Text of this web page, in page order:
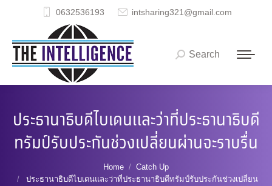
0632536193 intsharing321@gmail.com
Search:
Search
ประธานาธิบดีไบเดนและว่าที่ประธานาธิบดี
ทรัมป์รับประกันช่วงเปลี่ยนผ่านจะราบรื่น
Home
Catch Up
ประธานาธิบดีไบเดนและว่าที่ประธานาธิบดีทรัมป์รับประกันช่วงเปลี่ยน